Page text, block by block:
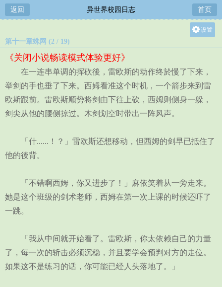
返回 异世界校园日志 首页
设置
中
小
第十一章蛛网 (2 / 19)
《关闭小说畅读模式体验更好》
在一连串单调的挥砍後，雷欧斯的动作终於慢了下来，
举剑的手也垂了下来。西姆看准这个时机，一个箭步来到雷
欧斯跟前。雷欧斯顺势将剑由下往上砍，西姆则侧身一躲，
剑尖从他的腰侧掠过。木剑划空时带出一阵风声。
「什......！？」雷欧斯还想移动，但西姆的剑早已抵住了
他的後背。
「不错啊西姆，你又进步了！」麻依笑着从一旁走来。
她是这个班级的剑术老师，西姆在第一次上课的时候还吓了
一跳。
「我从中间就开始看了。雷欧斯，你太依赖自己的力量
了，每一次的斩击必须沉稳，并且要学会预判对方的走位。
如果这不是练习的话，你可能已经人头落地了。」